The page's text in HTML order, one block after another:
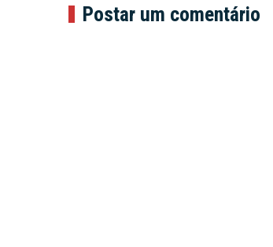
Postar um comentário